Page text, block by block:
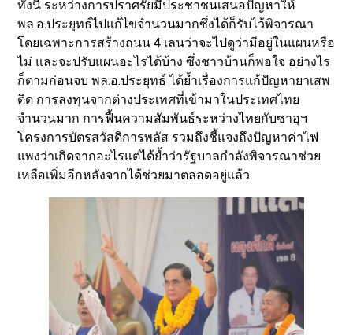
ทั้งนี้ ระหว่างการปราศรัยมีประชาชนเสนอปัญหาให้
พล.อ.ประยุทธ์ไปแก้ไขจำนวนมากซึ่งได้ก็รับไว้พิจารณา
โดยเฉพาะการสร้างถนน 4 เลนว่าจะไปดูว่ามีอยู่ในแผนหรือ
ไม่ และจะปรับแผนอะไรได้บ้าง ซึ่งชาวบ้านก็พอใจ อย่างไร
ก็ตามก่อนจบ พล.อ.ประยุทธ์ ได้ย้ำเรื่องการแก้ปัญหายาเสพ
ติด การลงทุนจากต่างประเทศที่เข้ามาในประเทศไทย
จำนวนมาก การฟื้นความสัมพันธ์ระหว่างไทยกับซาอุฯ
โครงการบัตรสวัสดิการพลัส รวมถึงชี้แจงถึงปัญหาค่าไฟ
แพงว่าเกิดจากอะไรแต่ได้ย้ำว่ารัฐบาลกำลังพิจารณาช่วย
เหลือเพิ่มอีกหลังจากได้ช่วยมาตลอดอยู่แล้ว